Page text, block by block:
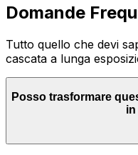
Domande
Tutto quello che devi
cascata a lunga
Posso trasformare